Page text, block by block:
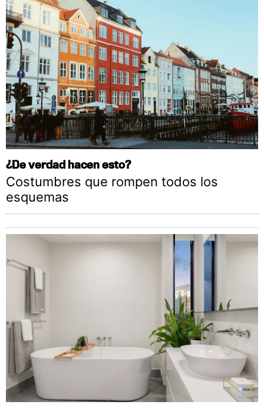
¿De verdad hacen esto?
Costumbres que rompen todos los
esquemas